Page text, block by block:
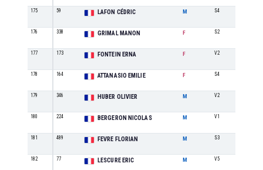
175 59 LAFON CÉDRIC M S4
176 338 GRIMAL MANON F S2
177 173 FONTEIN ERNA F V2
178 164 ATTANASIO EMILIE F S4
179 346 HUBER OLIVIER M V2
180 224 BERGERON NICOLAS M V1
181 489 FEVRE FLORIAN M S3
182 77 LESCURE ERIC M V5